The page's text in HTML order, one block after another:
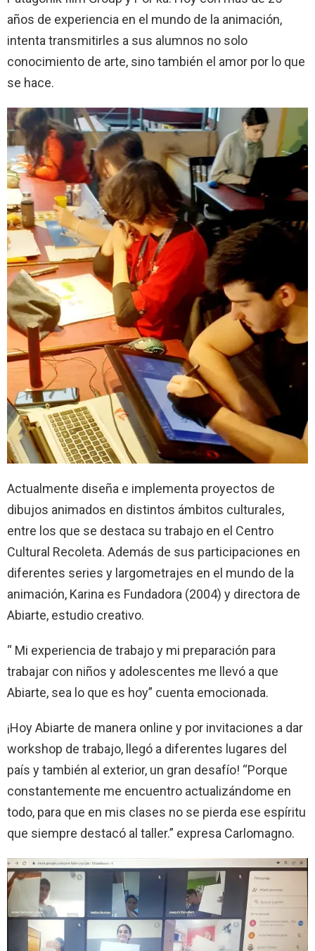
años de experiencia en el mundo de la animación,
intenta transmitirles a sus alumnos no solo
conocimiento de arte, sino también el amor por lo que
se hace.
Actualmente diseña e implementa proyectos de
dibujos animados en distintos ámbitos culturales,
entre los que se destaca su trabajo en el Centro
Cultural Recoleta. Además de sus participaciones en
diferentes series y largometrajes en el mundo de la
animación, Karina es Fundadora (2004) y directora de
Abiarte, estudio creativo.
“ Mi experiencia de trabajo y mi preparación para
trabajar con niños y adolescentes me llevó a que
Abiarte, sea lo que es hoy” cuenta emocionada.
¡Hoy Abiarte de manera online y por invitaciones a dar
workshop de trabajo, llegó a diferentes lugares del
país y también al exterior, un gran desafío! “Porque
constantemente me encuentro actualizándome en
todo, para que en mis clases no se pierda ese espíritu
que siempre destacó al taller.” expresa Carlomagno.